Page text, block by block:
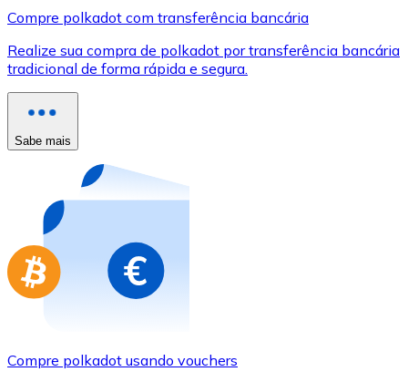
Use cartões Visa e Mastercard para comprar
Comprar com cartão
Compre cartões-presente das suas marcas favoritas
Ir para a loja de cartões-presente
Compre polkadot com transferência bancária
Realize sua compra de polkadot por transferência bancária
tradicional de forma rápida e segura.
Sabe mais
Compre polkadot usando vouchers